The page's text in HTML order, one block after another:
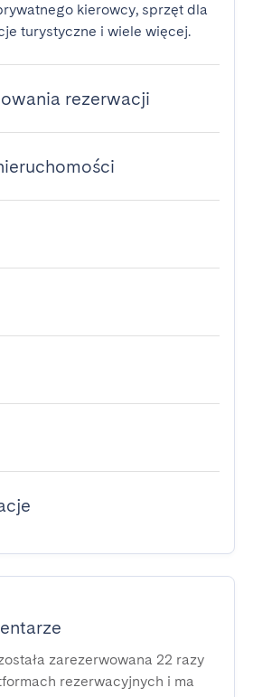
kierowcy, sprzęt dla
turystyczne i wiele więcej.
rezerwacji
zarezerwowana 22 razy
rezerwacyjnych i ma